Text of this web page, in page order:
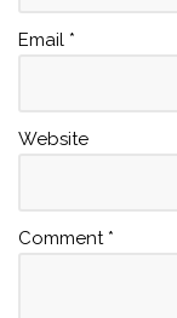
Email *
Website
Comment *